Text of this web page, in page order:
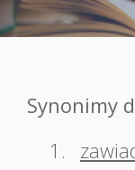
Synonimy
1.